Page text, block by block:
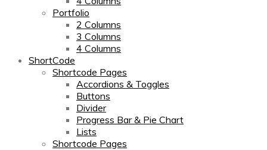
Portfolio
2 Columns
3 Columns
4 Columns
ShortCode
Shortcode Pages
Accordions & Toggles
Buttons
Divider
Progress Bar & Pie Chart
Lists
Shortcode Pages